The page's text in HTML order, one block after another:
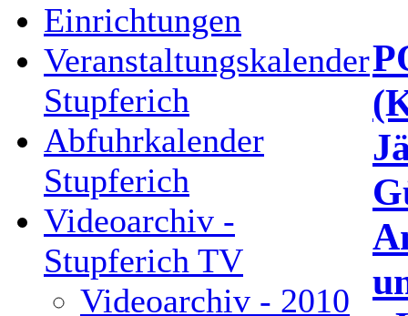
Einrichtungen
Veranstaltungskalender
Stupferich
Abfuhrkalender
Stupferich
Videoarchiv -
Stupferich TV
Videoarchiv - 2010